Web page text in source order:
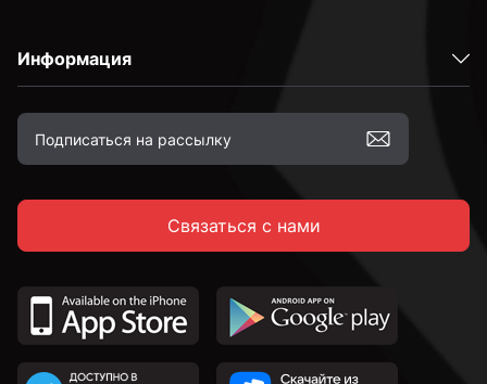
10 мм
12 мм
16 мм
18 мм
Информация
Связаться с нами